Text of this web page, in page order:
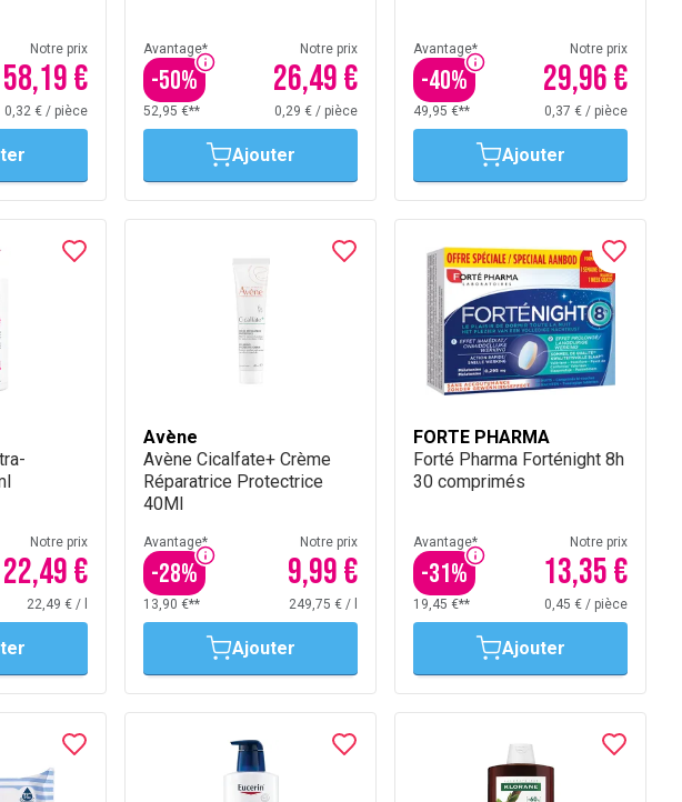
Notre prix
58,19 €
0,32 € / pièce
Avantage*
-50%
Notre prix
26,49 €
52,95 €** 0,29 € / pièce
Ajouter
Avantage*
-40%
Notre prix
29,96 €
49,95 €** 0,37 € / pièce
Ajouter
Notre prix
22,49 €
22,49 € /
Avène
Avène Cicalfate+ Crème
Réparatrice Protectrice
40Ml
Avantage*
-28%
Notre prix
9,99 €
13,90 €** 249,75 € /
Ajouter
FORTE PHARMA
Forté Pharma Forténight 8h
30 comprimés
Avantage*
-31%
Notre prix
13,35 €
19,45 €** 0,45 € / pièce
Ajouter